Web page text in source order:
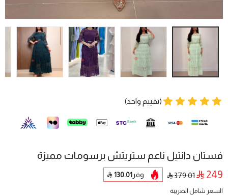
فستان دانتيل ناعم ستريتش برسومات مميزة
(تقييم واحد)
249
379.01 وفر130.01
السعر شامل الضريبة